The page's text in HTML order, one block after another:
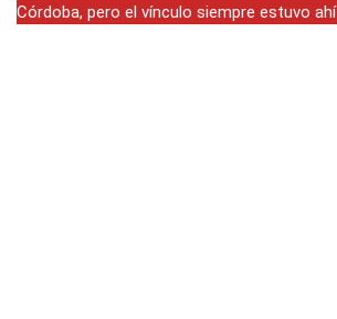
Córdoba, pero el vínculo siempre estuvo ahí